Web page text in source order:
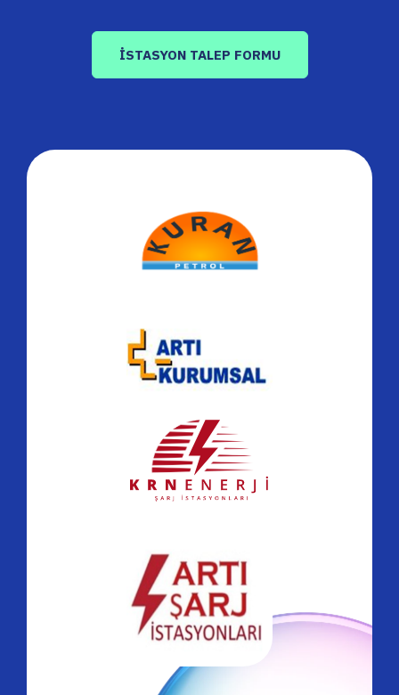
İSTASYON TALEP FORMU